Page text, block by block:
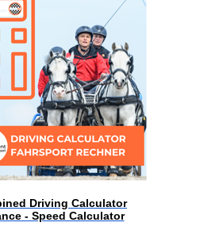
Driving Calculator
- Speed Calculator